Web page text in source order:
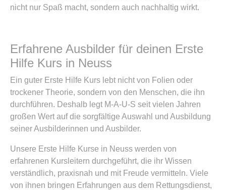
nicht nur Spaß macht, sondern auch nachhaltig wirkt.
Erfahrene Ausbilder für deinen Erste
Hilfe Kurs in Neuss
Ein guter Erste Hilfe Kurs lebt nicht von Folien oder
trockener Theorie, sondern von den Menschen, die ihn
durchführen. Deshalb legt M-A-U-S seit vielen Jahren
großen Wert auf die sorgfältige Auswahl und Ausbildung
seiner Ausbilderinnen und Ausbilder.
Unsere Erste Hilfe Kurse in Neuss werden von
erfahrenen Kursleitern durchgeführt, die ihr Wissen
verständlich, praxisnah und mit Freude vermitteln. Viele
von ihnen bringen Erfahrungen aus dem Rettungsdienst,